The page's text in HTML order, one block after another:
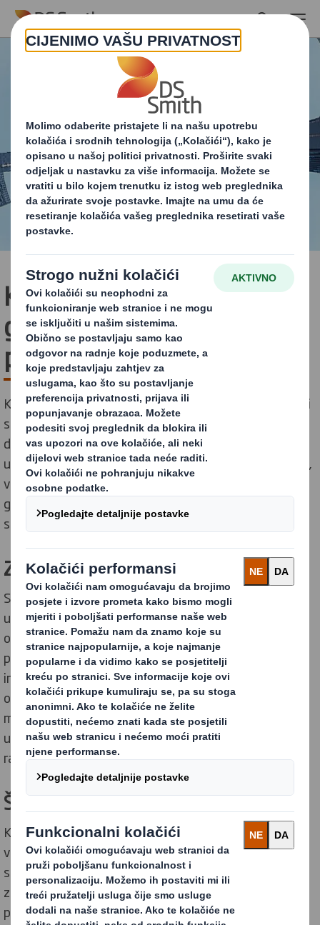
Skip to main content
Kako započeti kružno
gospodarstvo u vašem
poslovanju?
Kružno gospodarstvo je novi način dizajniranja, izrade i
stvaranja vrijednosti koji je na korist poslovanju,
društvu i okolišu. Trenutno korištenje prirodnih resursa
u proizvodnji proizvoda, kako bi se oni nakon toga bacili,
više nije opcija. No, ako prijeđemo na kružno
gospodarstvo, možemo usporiti globalno zatopljenje i
stvoriti održiviji svijet za sadašnje i buduće generacije.
Zašto je to važno
Svijet se ubrzano mijenja. Ljudi postaju svjesniji svog
utjecaja na okoliš, što u konačnici utječe na njihove
odluke o kupovini. Organizacije sada više nego ikada
prije moraju prilagoditi svoje poslovne modele kako bi
integrirale kružna načela u svoje cjelokupne lance
opskrbe. S ovim načelima, organizacije mogu izvući
maksimalnu vrijednost iz proizvoda dok su oni u
upotrebi, a zatim ih regenerirati na kraju njihovog
radnog vijeka.
Što možete učiniti u svom poslovanju
Kružno gospodarstvo ne donosi samo korist za okoliš,
već ima i dugotrajne financijske prednosti. Od
smanjenja troškova proizvodnje do osvajanja novih i
zadržavanja postojećih kupaca. No, svijet ne može
preko noći prijeći na kružno gospodarstvo. To je